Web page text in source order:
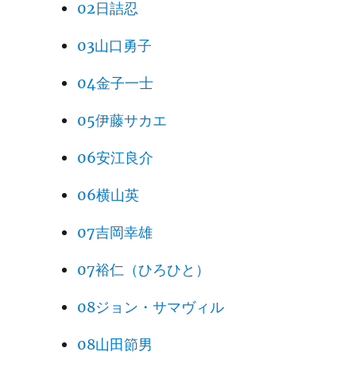
02日詰忍
03山口勇子
04金子一士
05伊藤サカエ
06安江良介
06横山英
07吉岡幸雄
07裕仁（ひろひと）
08ジョン・サマヴィル
08山田節男